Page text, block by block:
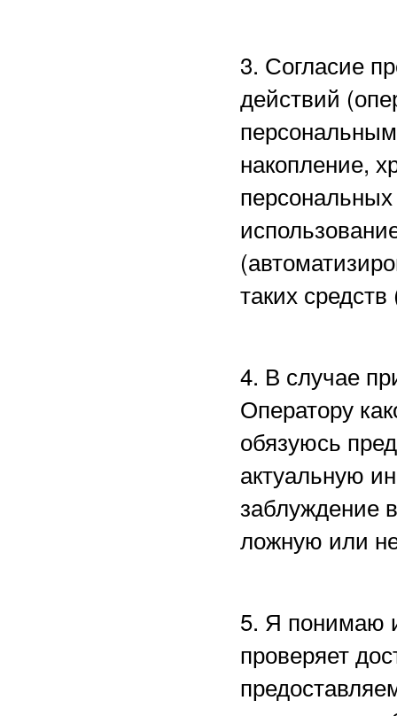
3. Согласие
действий
накопление,
таких
4. В случае
Оператору
обязуюсь
актуальную
заблуждение
ложную или
5. Я понимаю
проверяет